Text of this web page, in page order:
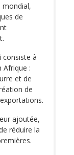
mondial,
de
consiste à
Afrique :
et de
de
ajoutée,
réduire la